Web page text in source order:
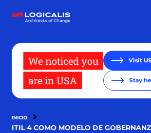
contenido
We noticed you
are in USA
Visit
Stay
INICIO
ITIL 4 COMO MODELO DE